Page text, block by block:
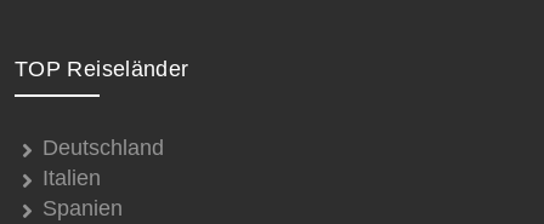
TOP Reiseländer
Deutschland
Italien
Spanien